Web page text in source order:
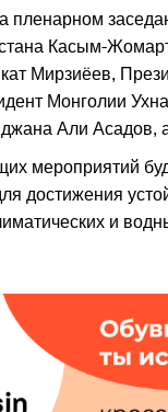
пленарном
Касым-
Мирзиёев,
Монголии
Али Асадов,
мероприятий
достижения
и